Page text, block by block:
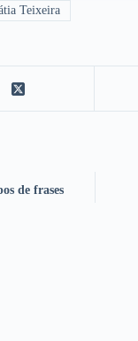
Teixeira
de frases